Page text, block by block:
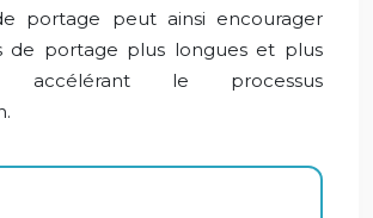
portage peut ainsi encourager
de portage plus longues et plus
accélérant le processus